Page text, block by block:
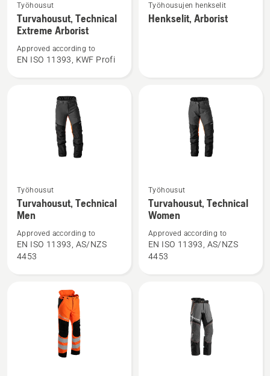
lisätietoja
tuotteesta
Technical
Työhousut
Turvahousut, Technical
Extreme Arborist
Approved according to
EN ISO 11393, KWF Profi
lisätietoja
tuotteesta
Työhousujen henkselit
Henkselit, Arborist
Katso
lisätietoja
tuotteesta
Turvahousut,
Technical
Men
Työhousut
Turvahousut, Technical
Men
Approved according to
EN ISO 11393, AS/NZS
4453
Katso
lisätietoja
tuotteesta
Turvahousut,
Technical
Women
Työhousut
Turvahousut, Technical
Women
Approved according to
EN ISO 11393, AS/NZS
4453